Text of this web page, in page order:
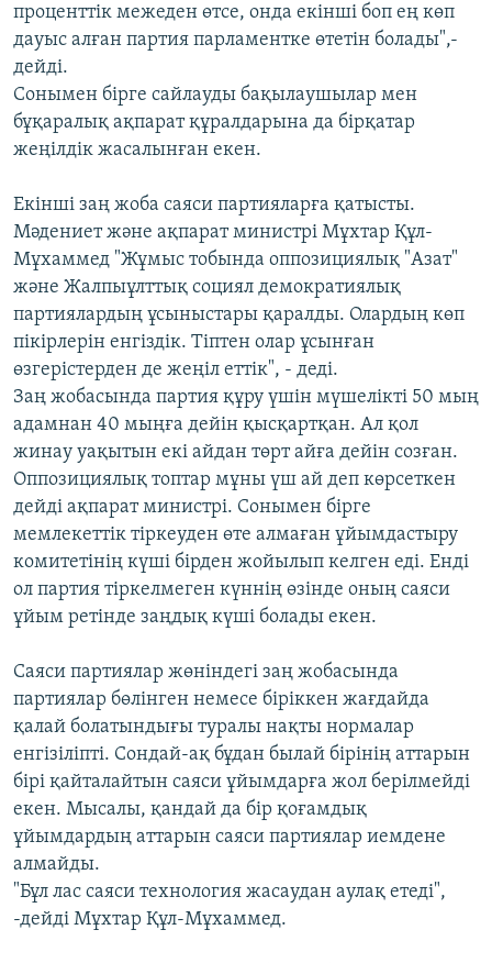
проценттік межеден өтсе, онда екінші боп ең көп
дауыс алған партия парламентке өтетін болады",-
дейді.
Сонымен бірге сайлауды бақылаушылар мен
бұқаралық ақпарат құралдарына да бірқатар
жеңілдік жасалынған екен.
Екінші заң жоба саяси партияларға қатысты.
Мәдениет және ақпарат министрі Мұхтар Құл-
Мұхаммед "Жұмыс тобында оппозициялық "Азат"
және Жалпыұлттық социял демократиялық
партиялардың ұсыныстары қаралды. Олардың көп
пікірлерін енгіздік. Тіптен олар ұсынған
өзгерістерден де жеңіл еттік", - деді.
Заң жобасында партия құру үшін мүшелікті 50 мың
адамнан 40 мыңға дейін қысқартқан. Ал қол
жинау уақытын екі айдан төрт айға дейін созған.
Оппозициялық топтар мұны үш ай деп көрсеткен
дейді ақпарат министрі. Сонымен бірге
мемлекеттік тіркеуден өте алмаған ұйымдастыру
комитетінің күші бірден жойылып келген еді. Енді
ол партия тіркелмеген күннің өзінде оның саяси
ұйым ретінде заңдық күші болады екен.
Саяси партиялар жөніндегі заң жобасында
партиялар бөлінген немесе біріккен жағдайда
қалай болатындығы туралы нақты нормалар
енгізіліпті. Сондай-ақ бұдан былай бірінің аттарын
бірі қайталайтын саяси ұйымдарға жол берілмейді
екен. Мысалы, қандай да бір қоғамдық
ұйымдардың аттарын саяси партиялар иемдене
алмайды.
"Бұл лас саяси технология жасаудан аулақ етеді",
-дейді Мұхтар Құл-Мұхаммед.